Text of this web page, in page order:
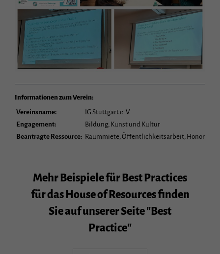
Informationen zum Verein:
Vereinsname:
IG Stuttgart e. V.
Engagement:
Bildung, Kunst und Kultur
Beantragte Ressource: Raummiete, Öffentlichkeitsarbeit, Honorare
Mehr Beispiele für Best Practices
für das House of Resources finden
Sie auf unserer Seite "Best
Practice"